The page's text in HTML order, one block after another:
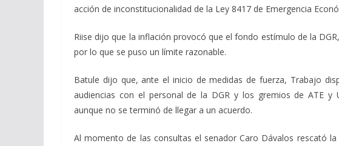
acción de inconstitucionalidad de la Ley 8417 de Emergencia
Riise dijo que la inflación provocó que el fondo estímulo de la
por lo que se puso un límite razonable.
Batule dijo que, ante el inicio de medidas de fuerza, Trabajo
audiencias con el personal de la DGR y los gremios de ATE y
aunque no se terminó de llegar a un acuerdo.
Al momento de las consultas el senador Caro Dávalos rescató